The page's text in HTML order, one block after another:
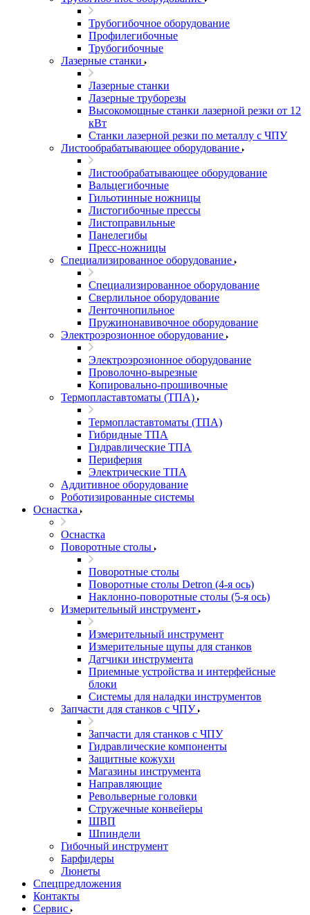
Трубогибочное оборудование
Профилегибочные
Трубогибочные
Лазерные станки
Лазерные станки
Лазерные труборезы
Высокомощные станки лазерной резки от 12
кВт
Станки лазерной резки по металлу с ЧПУ
Листообрабатывающее оборудование
Листообрабатывающее оборудование
Вальцегибочные
Гильотинные ножницы
Листогибочные прессы
Листоправильные
Панелегибы
Пресс-ножницы
Специализированное оборудование
Специализированное оборудование
Сверлильное оборудование
Ленточнопильное
Пружинонавивочное оборудование
Электроэрозионное оборудование
Электроэрозионное оборудование
Проволочно-вырезные
Копировально-прошивочные
Термопластавтоматы (ТПА)
Термопластавтоматы (ТПА)
Гибридные ТПА
Гидравлические ТПА
Периферия
Электрические ТПА
Аддитивное оборудование
Роботизированные системы
Оснастка
Оснастка
Поворотные столы
Поворотные столы
Поворотные столы Detron (4-я ось)
Наклонно-поворотные столы (5-я ось)
Измерительный инструмент
Измерительный инструмент
Измерительные щупы для станков
Датчики инструмента
Приемные устройства и интерфейсные
блоки
Системы для наладки инструментов
Запчасти для станков с ЧПУ
Запчасти для станков с ЧПУ
Гидравлические компоненты
Защитные кожухи
Магазины инструмента
Направляющие
Револьверные головки
Стружечные конвейеры
ШВП
Шпиндели
Гибочный инструмент
Барфидеры
Люнеты
Спецпредложения
Контакты
Сервис